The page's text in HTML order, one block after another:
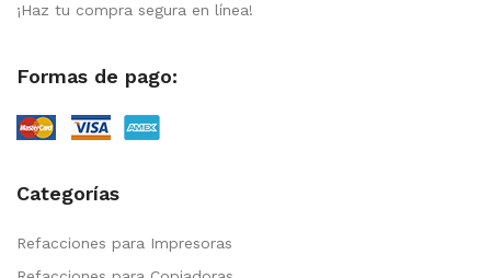
¡Haz tu compra segura en línea!
Formas de pago:
Categorías
Refacciones para Impresoras